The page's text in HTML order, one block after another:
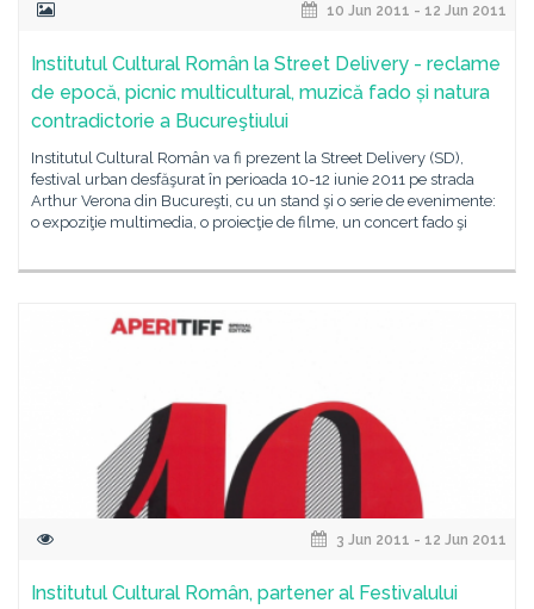
10 Jun 2011 - 12 Jun 2011
Institutul Cultural Român la Street Delivery - reclame
de epocă, picnic multicultural, muzică fado și natura
contradictorie a Bucureştiului
Institutul Cultural Român va fi prezent la Street Delivery (SD),
festival urban desfăşurat în perioada 10-12 iunie 2011 pe strada
Arthur Verona din Bucureşti, cu un stand şi o serie de evenimente:
o expoziţie multimedia, o proiecţie de filme, un concert fado şi
3 Jun 2011 - 12 Jun 2011
Institutul Cultural Român, partener al Festivalului